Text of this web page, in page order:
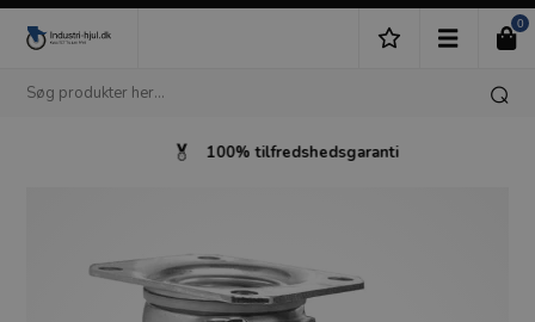
0
100% tilfredshedsgaranti